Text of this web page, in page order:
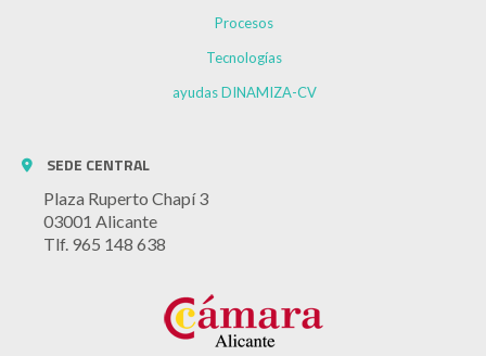
Procesos
Tecnologías
ayudas DINAMIZA-CV
SEDE CENTRAL
Plaza Ruperto Chapí 3
03001 Alicante
Tlf. 965 148 638